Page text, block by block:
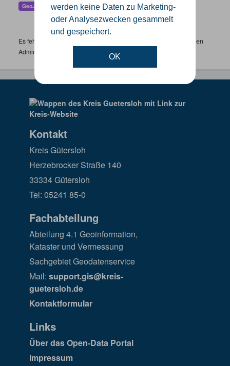
werden keine Daten zu Marketing-
oder Analysezwecken gesammelt
und gespeichert.
OK
GeoJSON KML SHP
Es fehlen spezifische Datensätze? Wenden Sie sich bitte an einen
Administrator unter:
support.gis@kreis-guetersloh.de
Kontakt
Kreis Gütersloh
Herzebrocker Straße 140
33334 Gütersloh
Tel: 05241 85-0
Fachabteilung
Abteilung 4.1 Geoinformation,
Kataster und Vermessung
Sachgebiet Geodatenservice
Mail: support.gis@kreis-
guetersloh.de
Kontaktformular
Links
Über das Open-Data Portal
Impressum